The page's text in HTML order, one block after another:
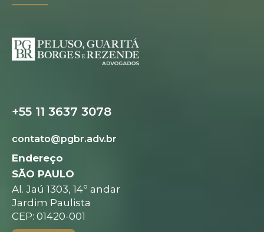
+55 11 3637 3078
contato@pgbr.adv.br
Endereço
SÃO PAULO
Al. Jaú 1303, 14º andar
Jardim Paulista
CEP: 01420-001